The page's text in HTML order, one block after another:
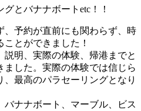
とバナナボートetc！！
、予約が直前にも関わらず、時
とができました！
明、実際の体験、帰港までと
した。実際の体験では信じら
最高のパラセーリングとなり
ナナボート、マーブル、ビス